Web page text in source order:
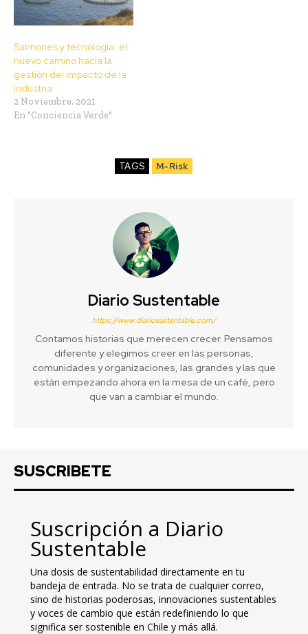
Salmones y tecnología: el
nuevo camino hacia la
gestión del impacto de la
industria
2 Noviembre, 2021
En "Conciencia Verde"
TAGS M-Risk
Diario Sustentable
https://www.diariosustentable.com/
Contamos historias que merecen crecer. Pensamos
diferente y elegimos creer en las personas,
comunidades y organizaciones, las grandes y las que
están empezando ahora en la mesa de un café, pero
que van a cambiar el mundo.
SUSCRIBETE
Suscripción a Diario
Sustentable
Una dosis de sustentabilidad directamente en tu
bandeja de entrada. No se trata de cualquier correo,
sino de historias poderosas, innovaciones sustentables
y voces de cambio que están redefiniendo lo que
significa ser sostenible en Chile y más allá.